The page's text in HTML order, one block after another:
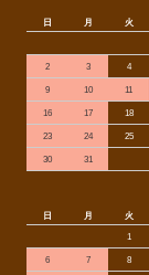
日
月 火
2 3 4
9 10 11
16 17 18
23 24 25
30 31
日
月 火
1
6 7 8